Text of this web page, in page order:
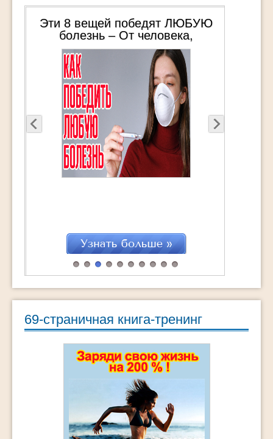
Эти 8 вещей победят ЛЮБУЮ
болезнь – От человека,
пережившего 3 общих наркоза
69-страничная книга-тренинг